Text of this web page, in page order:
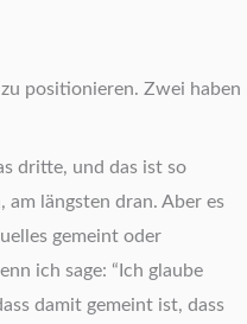
positionieren. Zwei haben
dritte, und das ist so
längsten dran. Aber es
gemeint oder
ich sage: “Ich glaube
damit gemeint ist, dass